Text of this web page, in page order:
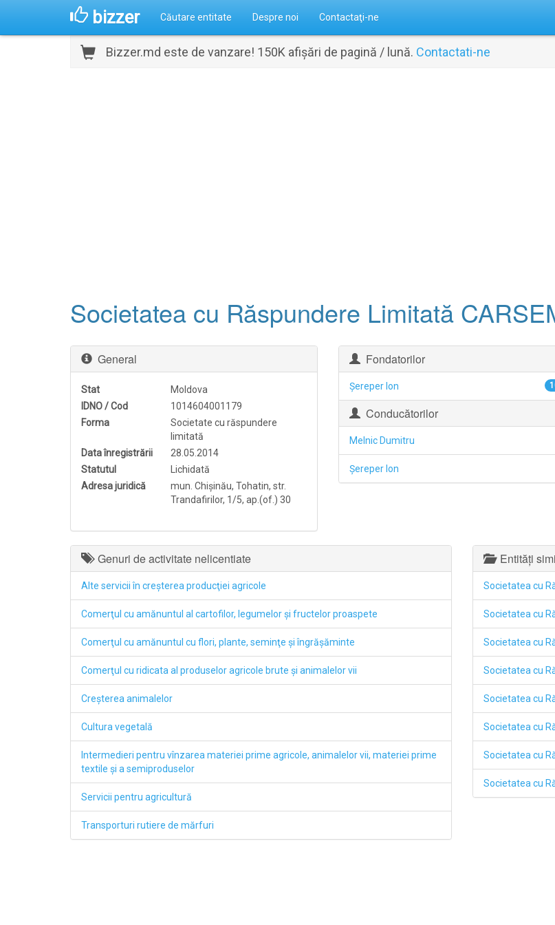
bizzer Căutare entitate Despre noi Contactaţi-ne
Bizzer.md este de vanzare! 150K afișări de pagină / lună. Contactati-ne
Societatea cu Răspundere Limitată
General
Stat
Moldova
IDNO / Cod
1014604001179
Forma
Societate cu răspundere
limitată
Data înregistrării
28.05.2014
Statutul
Lichidată
Adresa juridică
mun. Chişinău, Tohatin, str.
Trandafirilor, 1/5, ap.(of.) 30
Fondatorilor
Şereper Ion
Conducătorilor
Melnic Dumitru
Şereper Ion
Genuri de activitate nelicentiate
Alte servicii în creşterea producţiei agricole
Comerţul cu amănuntul al cartofilor, legumelor şi fructelor proaspete
Comerţul cu amănuntul cu flori, plante, seminţe şi îngrăşăminte
Comerţul cu ridicata al produselor agricole brute şi animalelor vii
Creşterea animalelor
Cultura vegetală
Intermedieri pentru vînzarea materiei prime agricole, animalelor vii, materiei prime
textile şi a semiproduselor
Servicii pentru agricultură
Transporturi rutiere de mărfuri
Entități
Societatea cu
Societatea cu
Societatea cu
Societatea cu
Societatea cu
Societatea cu
Societatea cu
Societatea cu